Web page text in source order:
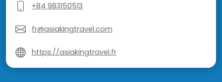
+84 983150513
fr@asiakingtravel.com
https://asiakingtravel.fr